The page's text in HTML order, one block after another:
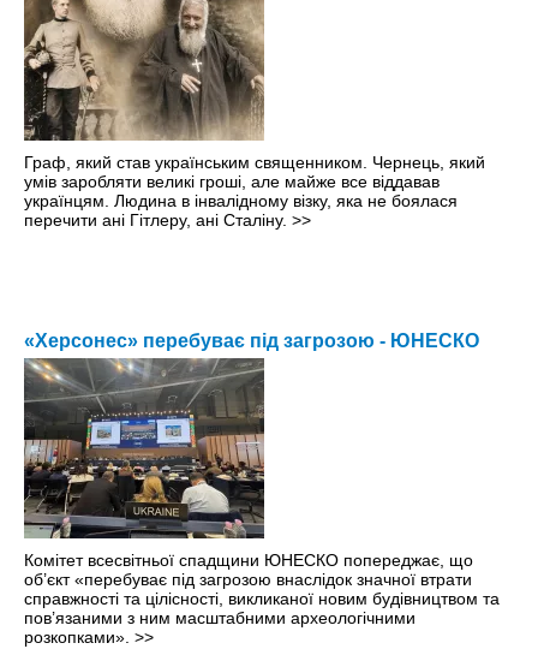
Граф, який став українським священником. Чернець, який
умів заробляти великі гроші, але майже все віддавав
українцям. Людина в інвалідному візку, яка не боялася
перечити ані Гітлеру, ані Сталіну. >>
«Херсонес» перебуває під загрозою - ЮНЕСКО
Комітет всесвітньої спадщини ЮНЕСКО попереджає, що
об’єкт «перебуває під загрозою внаслідок значної втрати
справжності та цілісності, викликаної новим будівництвом та
пов’язаними з ним масштабними археологічними
розкопками». >>